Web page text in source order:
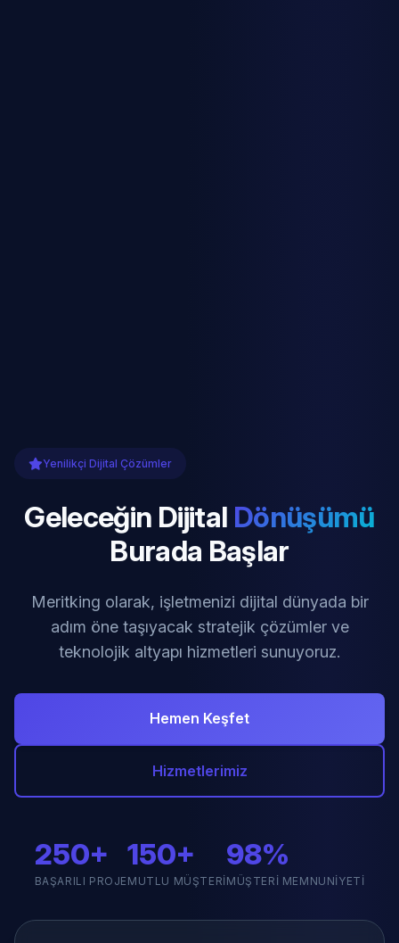
Yenilikçi Dijital Çözümler
Geleceğin Dijital Dönüşümü
Burada Başlar
Meritking olarak, işletmenizi dijital dünyada bir
adım öne taşıyacak stratejik çözümler ve
teknolojik altyapı hizmetleri sunuyoruz.
Hemen Keşfet
Hizmetlerimiz
250+
BAŞARILI PROJE
150+
MUTLU MÜŞTERI
98%
MÜŞTERI MEMNUNIYETI